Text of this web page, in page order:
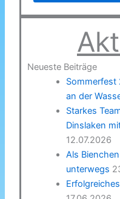
Neueste Beiträge
Sommerfest
an der
Starkes
Dinslaken
12.07.2026
Als
unterwegs